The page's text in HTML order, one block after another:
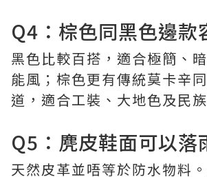
Q4：棕色同黑色邊款
黑色比較百搭，適合極簡、
能風；棕色更有傳統莫卡辛
道，適合工裝、大地色及民族
Q5：麂皮鞋面可以落
天然皮革並唔等於防水物料